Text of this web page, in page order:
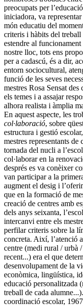
preocupats per
iniciadora, va
món educatiu del
criteris i hàbits del treball
estendre al
nostre lloc, tots ens
per a cadascú, és a dir,
entorn sociocultural,
funció de les seves
mestres Rosa Sensat
els temes i a assajar
alhora realista i àmplia
En aquest aspecte, les
col·laboració, sobre
estructura i gestió
mestres representants de
tornada del nucli a
col·laborar en la
després es va conèixer
van participar a la
augment el desig i
que en la formació de
creació de centres amb
dels anys seixanta,
intercanvi entre els
perfilar criteris sobre la
concreta. Així, l’atenció
centre (medi rural / urbà
recent...) era el que
desenvolupament de la
econòmica, lingüística,
educació personalitzada
treball de cada
coordinació escolar,